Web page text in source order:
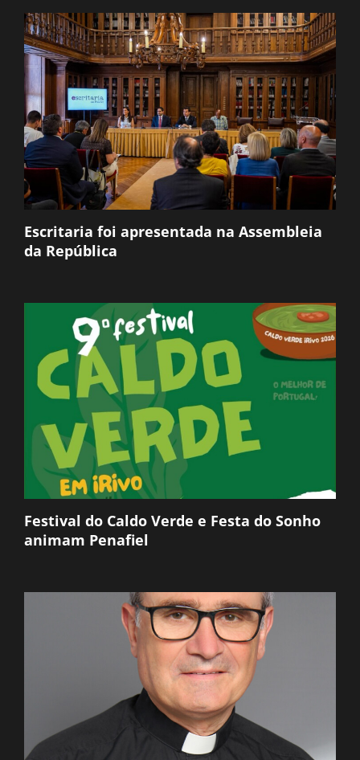
Escritaria foi apresentada na Assembleia
da República
Festival do Caldo Verde e Festa do Sonho
animam Penafiel